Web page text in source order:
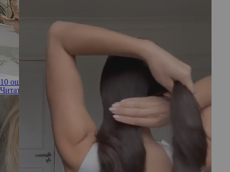
10 ошибок, которые вы допускаете в интимной гигиене
Читать полностью